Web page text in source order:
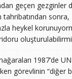
geçen gezginler
tahribatından
heykel
1987’de
görevlinin “diğer